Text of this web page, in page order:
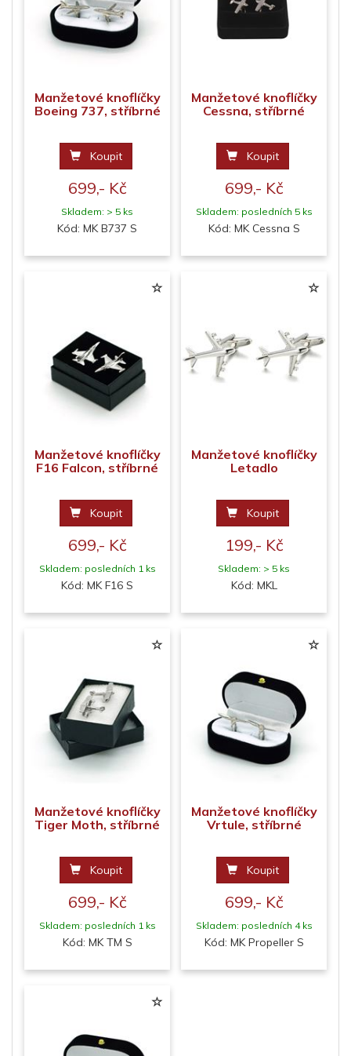
Manžetové knoflíčky
Boeing 737, stříbrné
Koupit
699,- Kč
Skladem: > 5 ks
Kód: MK B737 S
Manžetové knoflíčky
Cessna, stříbrné
Koupit
699,- Kč
Skladem: posledních 5 ks
Kód: MK Cessna S
Manžetové knoflíčky
F16 Falcon, stříbrné
Koupit
699,- Kč
Skladem: posledních 1 ks
Kód: MK F16 S
Manžetové knoflíčky
Letadlo
Koupit
199,- Kč
Skladem: > 5 ks
Kód: MKL
Manžetové knoflíčky
Tiger Moth, stříbrné
Koupit
699,- Kč
Skladem: posledních 1 ks
Kód: MK TM S
Manžetové knoflíčky
Vrtule, stříbrné
Koupit
699,- Kč
Skladem: posledních 4 ks
Kód: MK Propeller S